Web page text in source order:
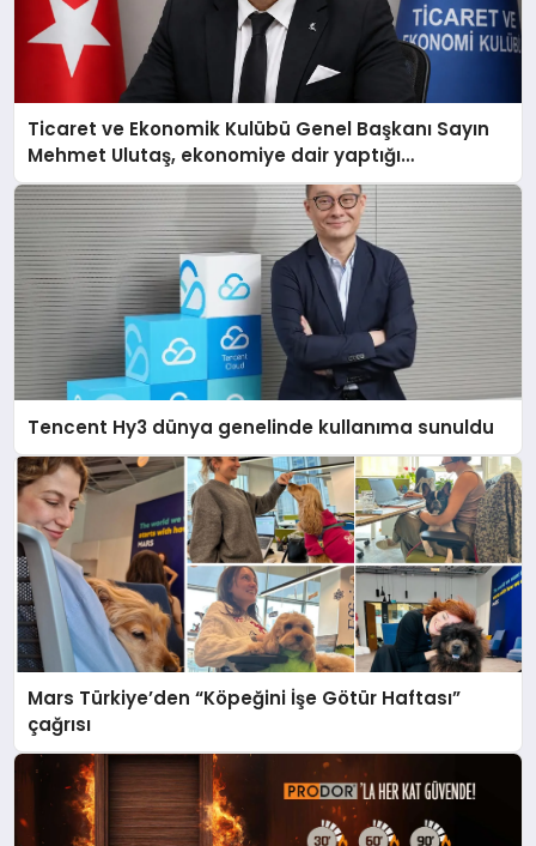
Ticaret ve Ekonomik Kulübü Genel Başkanı Sayın
Mehmet Ulutaş, ekonomiye dair yaptığı
açıklamada şunları kaydetti:
Tencent Hy3 dünya genelinde kullanıma sunuldu
Mars Türkiye’den “Köpeğini İşe Götür Haftası”
çağrısı